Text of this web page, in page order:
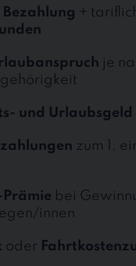
Bezahlung +
je
und Urlaubsgeld
zum 1.
bei
innen
oder